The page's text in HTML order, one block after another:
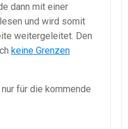
dann mit einer
und wird somit
weitergeleitet. Den
keine Grenzen
für die kommende